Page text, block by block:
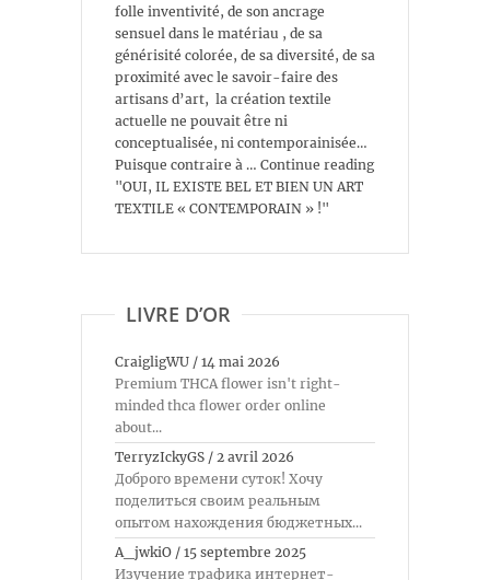
folle inventivité, de son ancrage
sensuel dans le matériau , de sa
générisité colorée, de sa diversité, de sa
proximité avec le savoir-faire des
artisans d’art, la création textile
actuelle ne pouvait être ni
conceptualisée, ni contemporainisée…
Puisque contraire à … Continue reading
"OUI, IL EXISTE BEL ET BIEN UN ART
TEXTILE « CONTEMPORAIN » !"
LIVRE D’OR
CraigligWU / 14 mai 2026
Premium THCA flower isn't right-
minded thca flower order online
about...
TerryzIckyGS / 2 avril 2026
Доброго времени суток! Хочу
поделиться своим реальным
опытом нахождения бюджетных...
A_jwkiO / 15 septembre 2025
Изучение трафика интернет-